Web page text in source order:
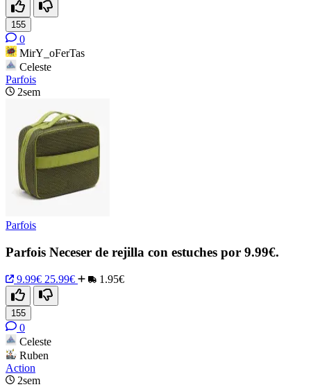
155
0
MirY_oFerTas
Celeste
Parfois
2sem
Parfois
Parfois Neceser de rejilla con estuches por 9.99€.
9.99€ 25.99€ 1.95€
155
0
Celeste
Ruben
Action
2sem